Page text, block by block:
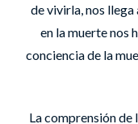
de vivirla, nos
en la muerte nos
conciencia de la
La comprensión de